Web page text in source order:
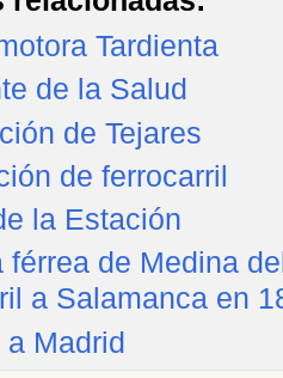
Tardienta
de la Salud
de Tejares
de ferrocarril
la Estación
férrea de Medina
a Salamanca en
Madrid